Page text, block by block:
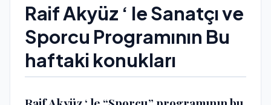
Raif Akyüz ‘ le Sanatçı ve
Sporcu Programının Bu
haftaki konukları